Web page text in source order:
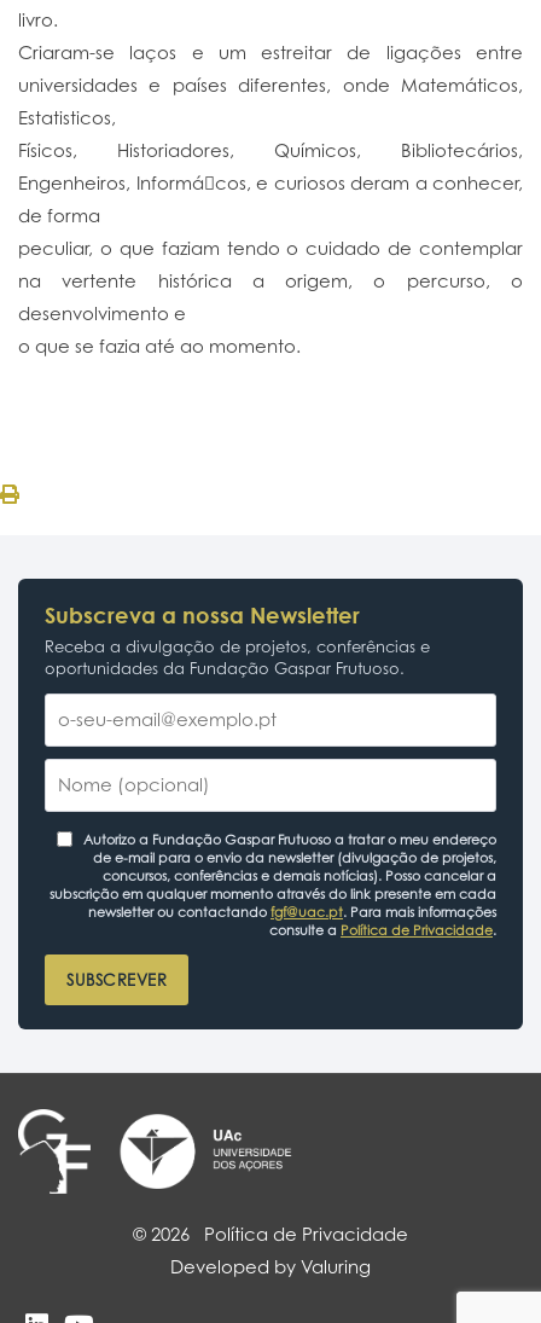
livro.
Criaram-se laços e um estreitar de ligações entre
universidades e países diferentes, onde Matemáticos,
Estatisticos,
Físicos, Historiadores, Químicos, Bibliotecários,
Engenheiros, Informá􀆟cos, e curiosos deram a conhecer,
de forma
peculiar, o que faziam tendo o cuidado de contemplar
na vertente histórica a origem, o percurso, o
desenvolvimento e
o que se fazia até ao momento.
Subscreva a nossa Newsletter
Receba a divulgação de projetos, conferências e
oportunidades da Fundação Gaspar Frutuoso.
Autorizo a Fundação Gaspar Frutuoso a tratar o meu endereço
de e-mail para o envio da newsletter (divulgação de projetos,
concursos, conferências e demais notícias). Posso cancelar a
subscrição em qualquer momento através do link presente em cada
newsletter ou contactando fgf@uac.pt. Para mais informações
consulte a Política de Privacidade.
SUBSCREVER
© 2026 Política de Privacidade
Developed by Valuring